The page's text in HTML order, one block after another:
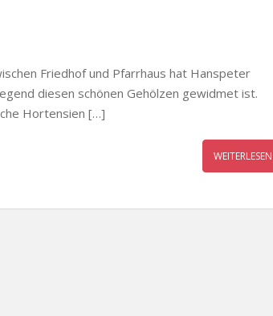
Friedhof und Pfarrhaus hat Hanspeter
diesen schönen Gehölzen gewidmet ist.
Hortensien […]
WEITERLESEN